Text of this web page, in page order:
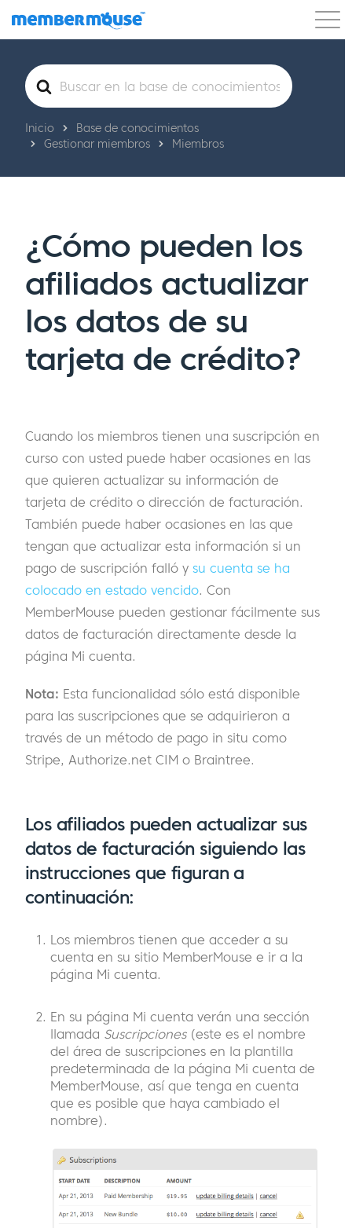
Características Clientes Precios
Podcast Acceso de clientes Ayuda
Comenzar
Buscar
Inicio
Base de conocimientos
Gestionar miembros
Miembros
¿Cómo pueden los
afiliados actualizar
los datos de su
tarjeta de crédito?
Cuando los miembros tienen una suscripción en
curso con usted puede haber ocasiones en las
que quieren actualizar su información de
tarjeta de crédito o dirección de facturación.
También puede haber ocasiones en las que
tengan que actualizar esta información si un
pago de suscripción falló y su cuenta se ha
colocado en estado vencido. Con
MemberMouse pueden gestionar fácilmente sus
datos de facturación directamente desde la
página Mi cuenta.
Nota: Esta funcionalidad sólo está disponible
para las suscripciones que se adquirieron a
través de un método de pago in situ como
Stripe, Authorize.net CIM o Braintree.
Los afiliados pueden actualizar sus
datos de facturación siguiendo las
instrucciones que figuran a
continuación:
Los miembros tienen que acceder a su
cuenta en su sitio MemberMouse e ir a la
página Mi cuenta.
En su página Mi cuenta verán una sección
llamada Suscripciones(este es el nombre
del área de suscripciones en la plantilla
predeterminada de la página Mi cuenta de
MemberMouse, así que tenga en cuenta
que es posible que haya cambiado el
nombre).